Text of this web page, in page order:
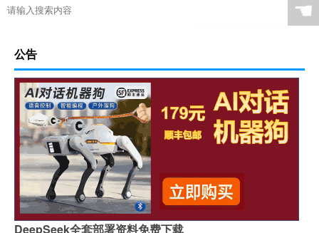
☚
公告
DeepSeek全套部署资料免费下载